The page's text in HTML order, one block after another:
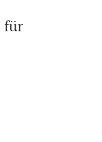
für